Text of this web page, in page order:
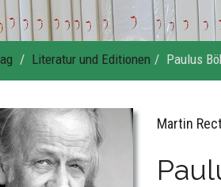
Literatur und Editionen Paulus
Martin